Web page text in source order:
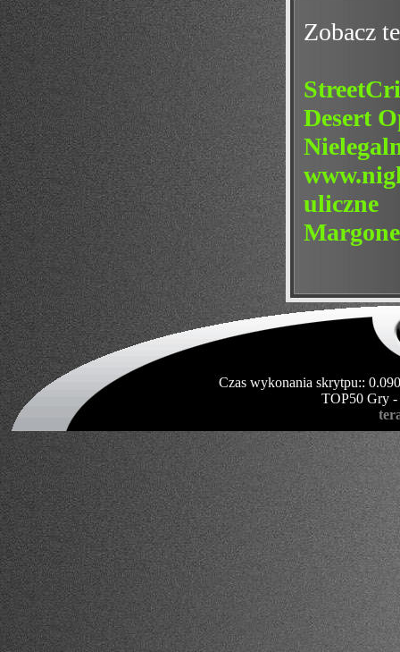
Zobacz
Desert
uliczne
Czas wykonania skrytpu::
TOP50 Gry